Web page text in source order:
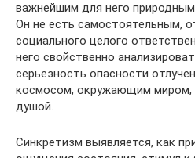
важнейшим для него
Он не есть самостоятельным,
социального целого
него свойственно
серьезность опасности
космосом, окружающим миром,
душой.
Синкретизм выявляется, как